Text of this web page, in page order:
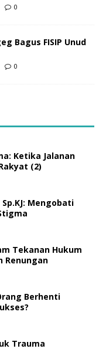
0
Bagus FISIP Unud
0
Ketika Jalanan
(2)
Mengobati
Tekanan Hukum
Renungan
Berhenti
Trauma